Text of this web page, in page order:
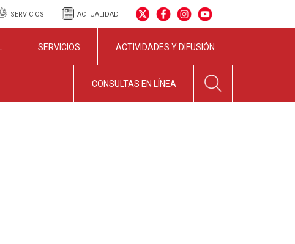
SERVICIOS ACTUALIDAD
SERVICIOS ACTIVIDADES Y DIFUSIÓN
CONSULTAS EN LÍNEA